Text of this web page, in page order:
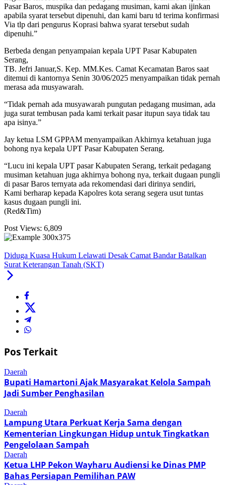
Pasar Baros, muspika dan pedagang musiman, kami akan ijinkan
apabila syarat tersebut dipenuhi, dan kami baru td terima konfirmasi
Via tlp dari pengurus Koprasi bahwa syarat tersebut sudah
dipenuhi.”
Berbeda dengan penyampaian kepala UPT Pasar Kabupaten
Serang,
TB. Jefri Januar,S. Kep. MM.Kes. Camat Kecamatan Baros saat
ditemui di kantornya Senin 30/06/2025 menyampaikan tidak pernah
merasa ada musyawarah.
“Tidak pernah ada musyawarah pungutan pedagang musiman, ada
juga surat tembusan pada kami terkait pasar itupun saya tidak tau
apa isinya.”
Jay ketua LSM GPPAM menyampaikan Akhirnya ketahuan juga
bohong nya kepala UPT Pasar Kabupaten Serang.
“Lucu ini kepala UPT pasar Kabupaten Serang, terkait pedagang
musiman ketahuan juga akhirnya bohong nya, terkait dugaan pungli
di pasar Baros ternyata ada rekomendasi dari dirinya sendiri,
Kami berharap kepada Kapolres kota serang segera usut tuntas
kasus dugaan pungli ini.
(Red&Tim)
Post Views: 6,809
Diduga Kuasa Hukum Lelawati Desak Camat Bandar Batalkan
Surat Keterangan Tanah (SKT)
Pos Terkait
Daerah
Bupati Hamartoni Ajak Masyarakat Kelola Sampah
Jadi Sumber Penghasilan
Daerah
Lampung Utara Perkuat Kerja Sama dengan
Kementerian Lingkungan Hidup untuk Tingkatkan
Pengelolaan Sampah
Daerah
Ketua LHP Pekon Wayharu Audiensi ke Dinas PMP
Bahas Persiapan Pemilihan PAW